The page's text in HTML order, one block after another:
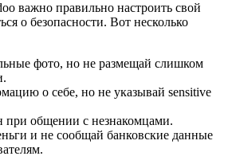
важно правильно настроить свой
о безопасности. Вот несколько
фото, но не размещай слишком
о себе, но не указывай sensitive
при общении с незнакомцами.
и не сообщай банковские данные